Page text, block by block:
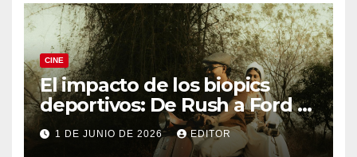
CINE
El impacto de los biopics
deportivos: De Rush a Ford v
Ferrari
1 DE JUNIO DE 2026 EDITOR